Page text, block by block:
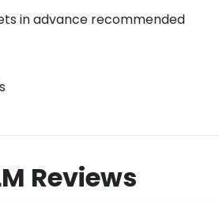
in advance recommended
Reviews